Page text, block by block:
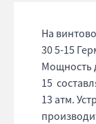
На
30 5-15
Мощность
15
13 атм.